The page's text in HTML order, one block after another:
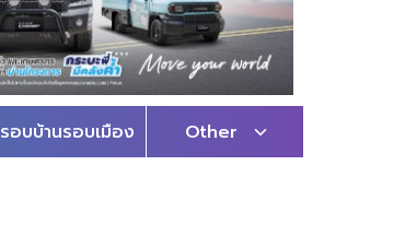
รอบบ้านรอบเมือง Other